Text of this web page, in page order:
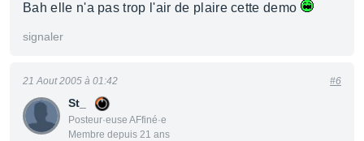
Bah elle n'a pas trop l'air de plaire cette demo
signaler
St_
Posteur·euse AFfiné·e
Membre depuis 21 ans
21 Aout 2005 à 01:42 #6